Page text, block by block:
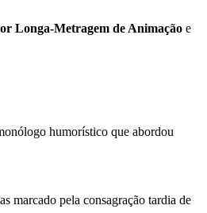
Longa-Metragem de Animação e
humorístico que abordou
marcado pela consagração tardia de